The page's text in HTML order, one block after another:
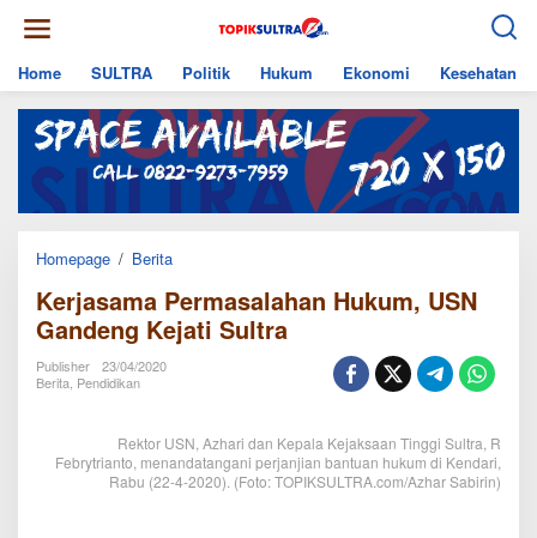
content
Home
SULTRA Politik Hukum Ekonomi Kesehatan
Homepage / BeritaKerjasama
Hukum,
USN
Gandeng
Kejati
Kerjasama Permasalahan Hukum, USN
Gandeng Kejati Sultra
Publisher
23/04/2020
Berita Pendidikan
Rektor USN, Azhari dan Kepala Kejaksaan Tinggi Sultra, R
Febrytrianto, menandatangani perjanjian bantuan hukum di Kendari,
Rabu (22-4-2020). (Foto: TOPIKSULTRA.com/Azhar Sabirin)